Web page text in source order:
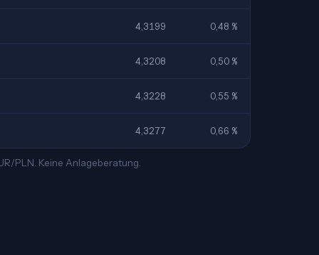
4,3199 0,48 %
4,3208 0,50 %
4,3228 0,55 %
4,3277 0,66 %
PLN. Keine Anlageberatung.